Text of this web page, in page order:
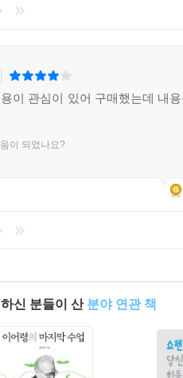
이 관심이 있어 구매했는데 내
이 되었나요?
신 분들이 산 분야 연관 책